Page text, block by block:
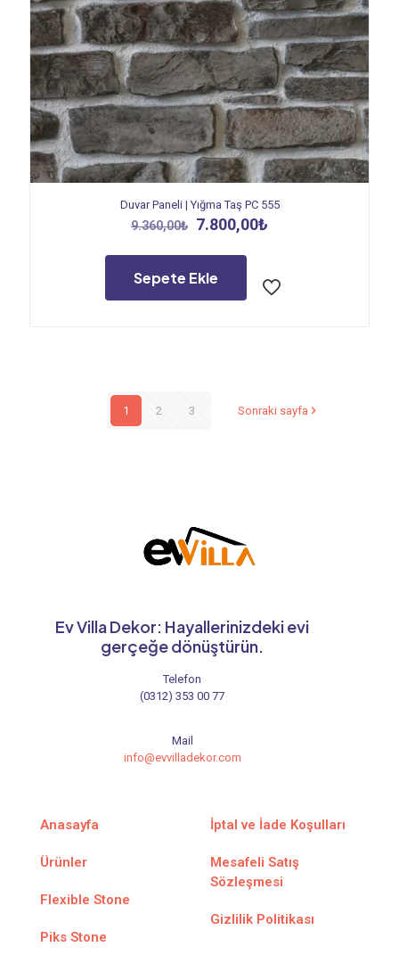
Duvar Paneli | Yığma Taş PC 555
9.360,00₺ Orijinal
9.360,00₺.
7.800,00₺
Sepete Ekle
1 2 3 Sonraki sayfa
Ev Villa Dekor: Hayallerinizdeki evi
gerçeğe dönüştürün.
Telefon
(0312) 353 00 77
Mail
info@evvilladekor.com
Anasayfa
Ürünler
Flexible Stone
Piks Stone
İptal ve İade Koşulları
Mesafeli Satış
Sözleşmesi
Gizlilik Politikası